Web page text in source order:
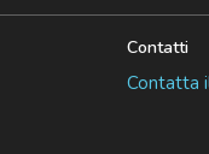
Contatti
Contatta